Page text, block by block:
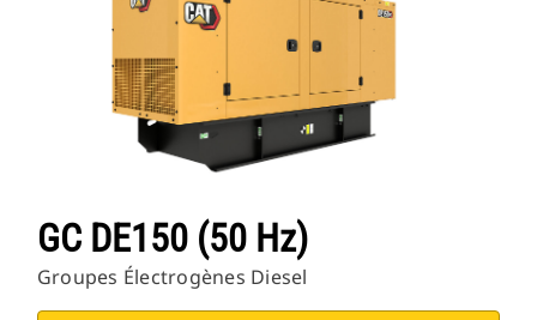
GC DE150 (50 Hz)
Groupes Électrogènes Diesel